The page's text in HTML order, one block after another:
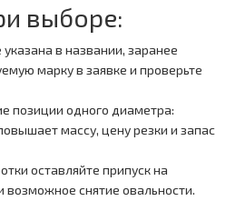
выборе:
в названии, заранее
марку в заявке и проверьте
позиции одного диаметра:
массу, цену резки и запас
оставляйте припуск на
возможное снятие овальности.